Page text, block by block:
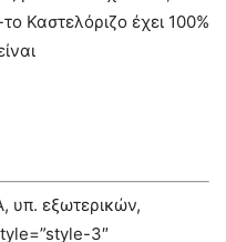
Καστελόριζο έχει 100%
υπ. εξωτερικών,
3″